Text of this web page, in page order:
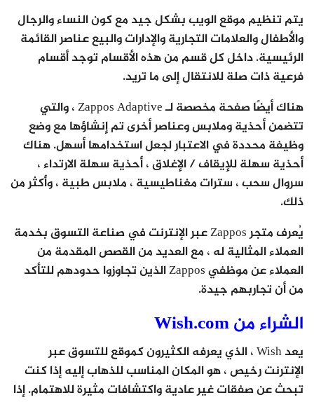
يتم تنظيم موقع الويب بشكل جيد مع كون النساء والرجال
والأطفال والعلامات التجارية والإدارات والبيع عناصر القائمة
الرئيسية. داخل كل قسم من هذه الأقسام توجد أقسام
فرعية ذات صلة للانتقال إلى ما تريد.
هناك أيضًا صفحة مخصصة لـ Zappos Adaptive ، والتي
تتضمن أحذية وملابس وعناصر أخرى تم إنشاؤها مع وضع
وظيفة محددة في الاعتبار لجعل استخدامها أسهل. هناك
أحذية سهلة للإيقاف / الإغلاق ، أحذية سهلة الارتداء ،
سروال سحب ، سترات مغناطيسية ، ملابس طبية ، وأكثر من
ذلك.
يُعرف متجر Zappos عبر الإنترنت في صناعة التسوق بخدمة
العملاء المثالية له ، مع العديد من القصص المقدمة من
العملاء عن موظفي Zappos الذين تجاوزوا حدودهم للتأكد
من أن تجاربهم جيدة.
الشراء من Wish.com
يعد Wish ، الذي يعرفه الكثيرون كموقع للتسوق عبر
الإنترنت رخيص ، هو المكان المناسب للذهاب إليه إذا كنت
تبحث عن صفقات غير عادية واكتشافات مثيرة للاهتمام. إذا